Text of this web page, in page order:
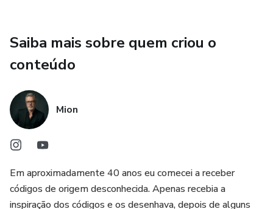
Saiba mais sobre quem criou o
conteúdo
Mion
Em aproximadamente 40 anos eu comecei a receber
códigos de origem desconhecida. Apenas recebia a
inspiração dos códigos e os desenhava, depois de alguns